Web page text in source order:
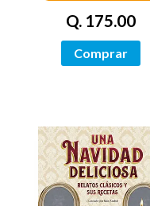
Q. 175.00
Comprar